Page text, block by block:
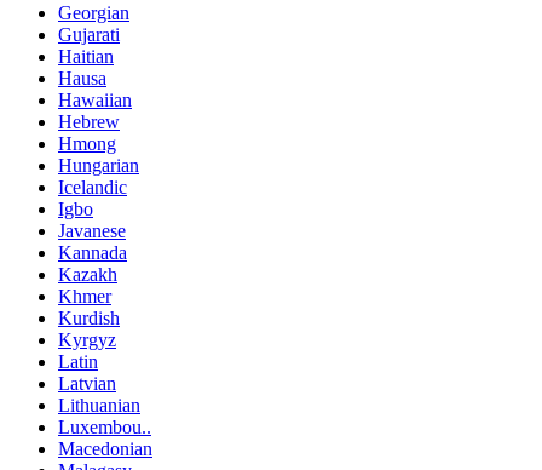
Georgian
Gujarati
Haitian
Hausa
Hawaiian
Hebrew
Hmong
Hungarian
Icelandic
Igbo
Javanese
Kannada
Kazakh
Khmer
Kurdish
Kyrgyz
Latin
Latvian
Lithuanian
Luxembou..
Macedonian